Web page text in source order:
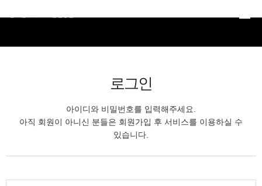
로그인
아이디와 비밀번호를 입력해주세요.
아직 회원이 아니신 분들은 회원가입 후 서비스를 이용하실 수
있습니다.